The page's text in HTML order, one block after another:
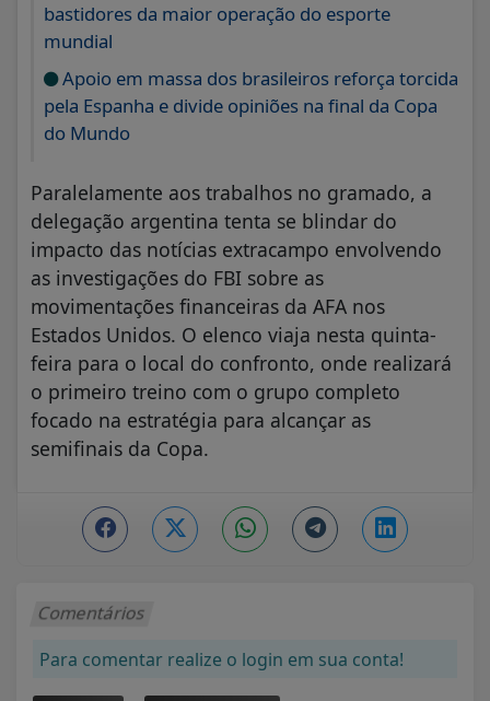
bastidores da maior operação do esporte
mundial
Apoio em massa dos brasileiros reforça torcida
pela Espanha e divide opiniões na final da Copa
do Mundo
Paralelamente aos trabalhos no gramado, a
delegação argentina tenta se blindar do
impacto das notícias extracampo envolvendo
as investigações do FBI sobre as
movimentações financeiras da AFA nos
Estados Unidos. O elenco viaja nesta quinta-
feira para o local do confronto, onde realizará
o primeiro treino com o grupo completo
focado na estratégia para alcançar as
semifinais da Copa.
Comentários
Para comentar realize o login em sua conta!